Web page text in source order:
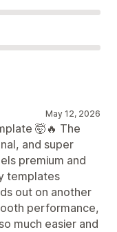
May 12, 2026
🤯🔥 The
and super
premium and
templates
out on another
performance,
much easier and